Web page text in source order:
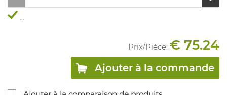
...
Prix/Pièce: € 75.24
Ajouter à la commande